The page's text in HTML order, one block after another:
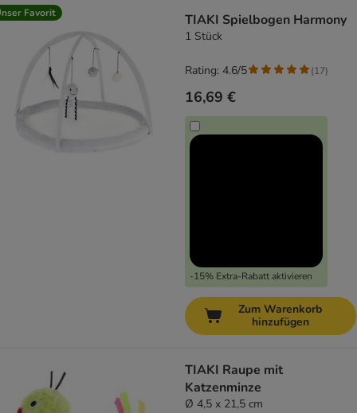
Favorit TIAKI Spielbogen Harmony
1 Stück
16,69 €
-15% Extra-Rabatt aktivieren
Rating: 4.6/5 (17)
Zum Warenkorb
hinzufügen
TIAKI Raupe mit
Katzenminze
Ø 4,5 x 21,5 cm